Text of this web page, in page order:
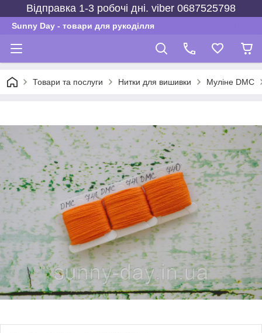
Відправка 1-3 робочі дні. viber 0687525798
Sunny Day - товари для рукоділля
Товари та послуги Нитки для вишивки Муліне DMC